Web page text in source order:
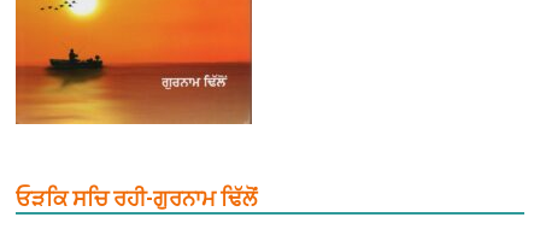
ਓੜਕਿ ਸਚਿ ਰਹੀ-ਗੁਰਨਾਮ ਢਿੱਲੋਂ